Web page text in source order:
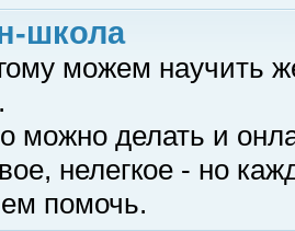
школа
можем научить
можно делать и
нелегкое - но
помочь.